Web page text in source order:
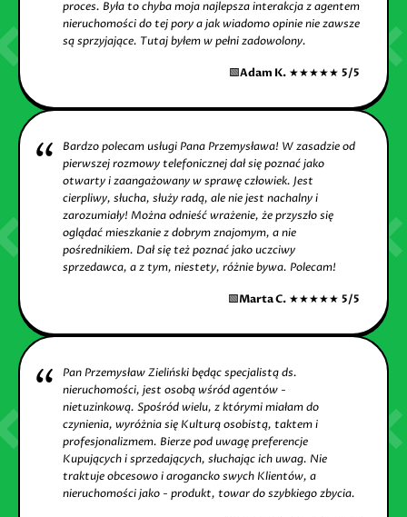
proces. Była to chyba moja najlepsza interakcja z agentem
nieruchomości do tej pory a jak wiadomo opinie nie zawsze
są sprzyjające. Tutaj byłem w pełni zadowolony.
🟩Adam K. ★★★★★ 5/5
Bardzo polecam usługi Pana Przemysława! W zasadzie od
pierwszej rozmowy telefonicznej dał się poznać jako
otwarty i zaangażowany w sprawę człowiek. Jest
cierpliwy, słucha, służy radą, ale nie jest nachalny i
zarozumiały! Można odnieść wrażenie, że przyszło się
oglądać mieszkanie z dobrym znajomym, a nie
pośrednikiem. Dał się też poznać jako uczciwy
sprzedawca, a z tym, niestety, różnie bywa. Polecam!
🟩Marta C. ★★★★★ 5/5
Pan Przemysław Zieliński będąc specjalistą ds.
nieruchomości, jest osobą wśród agentów -
nietuzinkową. Spośród wielu, z którymi miałam do
czynienia, wyróżnia się Kulturą osobistą, taktem i
profesjonalizmem. Bierze pod uwagę preferencje
Kupujących i sprzedających, słuchając ich uwag. Nie
traktuje obcesowo i arogancko swych Klientów, a
nieruchomości jako - produkt, towar do szybkiego zbycia.